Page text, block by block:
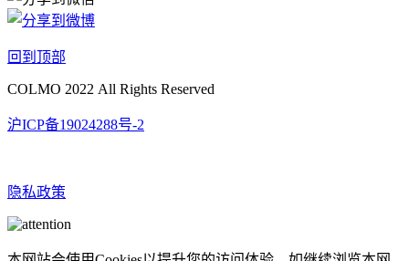
回到顶部
COLMO 2022 All Rights Reserved
沪ICP备19024288号-2
隐私政策